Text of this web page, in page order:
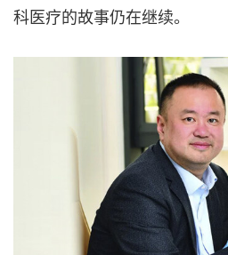
科医疗的故事仍在继续。